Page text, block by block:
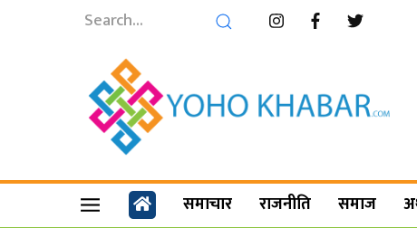
समाचार राजनीति समाज